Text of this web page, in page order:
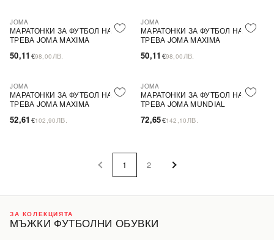
JOMA
МАРАТОНКИ ЗА ФУТБОЛ НА
ТРЕВА JOMA MAXIMA
50,11 €98,00 ЛВ.
ПОСЛЕДНА БРОЙКА
JOMA
МАРАТОНКИ ЗА ФУТБОЛ НА
ТРЕВА JOMA MAXIMA
50,11 €98,00 ЛВ.
JOMA
МАРАТОНКИ ЗА ФУТБОЛ НА
ТРЕВА JOMA MAXIMA
52,61 €102,90 ЛВ.
JOMA
МАРАТОНКИ ЗА ФУТБОЛ НА
ТРЕВА JOMA MUNDIAL
72,65€142,10 ЛВ.
1 2
ЗА КОЛЕКЦИЯТА
МЪЖКИ ФУТБОЛНИ ОБУВКИ